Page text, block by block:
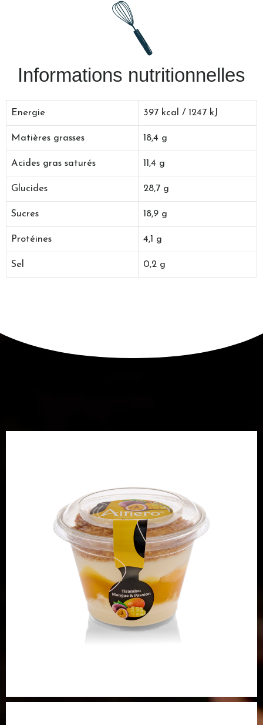
Informations nutritionnelles
Energie 397 kcal / 1247 kJ
Matières grasses 18,4 g
Acides gras saturés 11,4 g
Glucides 28,7 g
Sucres 18,9 g
Protéines 4,1 g
Sel 0,2 g